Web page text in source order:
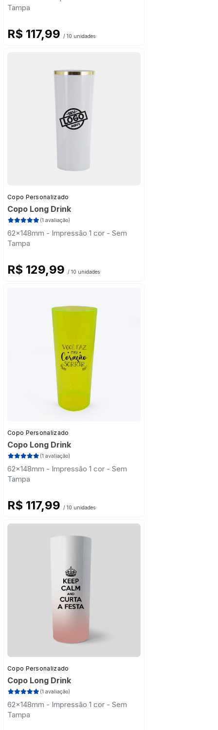
Tampa
R$ 117,99 / 10 unidades
Copo Personalizado
Copo Long Drink
(1 avaliação)
62x148mm - Impressão 1 cor - Sem
Tampa
R$ 129,99 / 10 unidades
Copo Personalizado
Copo Long Drink
(1 avaliação)
62x148mm - Impressão 1 cor - Sem
Tampa
R$ 117,99 / 10 unidades
Copo Personalizado
Copo Long Drink
(1 avaliação)
62x148mm - Impressão 1 cor - Sem
Tampa